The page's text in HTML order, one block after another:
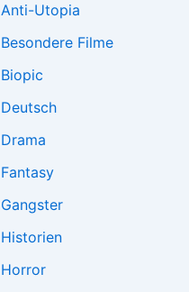
Anti-Utopia
Besondere Filme
Biopic
Deutsch
Drama
Fantasy
Gangster
Historien
Horror